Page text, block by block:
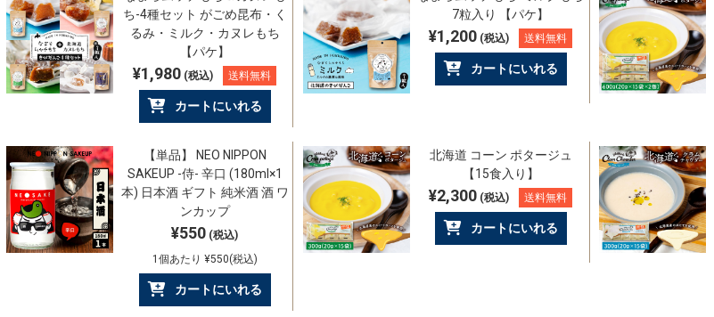
ち-4種セット がごめ昆布・く
るみ・ミルク・カヌレもち
【パケ】
¥1,980 (税込) 送料無料
カートにいれる
7粒入り 【パケ】
¥1,200 (税込) 送料無料
カートにいれる
【単品】 NEO NIPPON
SAKEUP -侍- 辛口 (180ml×1
本) 日本酒 ギフト 純米酒 酒 ワ
ンカップ
¥550 (税込)
1個あたり ¥550(税込)
カートにいれる
北海道 コーン ポタージュ
【15食入り】
¥2,300 (税込) 送料無料
カートにいれる